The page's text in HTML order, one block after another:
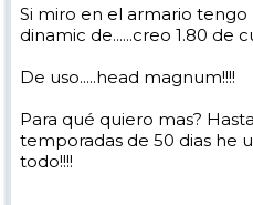
Si miro en el armario tengo
dinamic de......creo 1.80 de
De uso.....head magnum!!!!
Para qué quiero mas?
temporadas de 50 dias he
todo!!!!